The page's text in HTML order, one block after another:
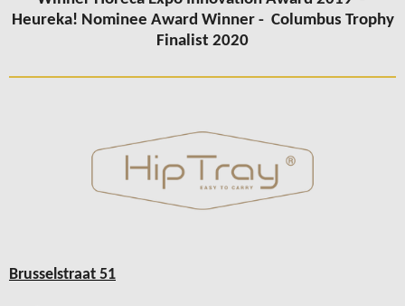
Heureka! Nominee Award Winner - Columbus Trophy
Finalist 2020
Brusselstraat 51